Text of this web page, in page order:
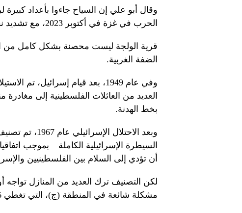
وقال أبو علي إن السياح جاءوا بأعداد
الحرب في غزة في أكتوبر 2023، مع تشديد نقاط التفتيش في جميع أنحاء الضفة الغربية.
قرية الولجة ليست محصنة بشكل كامل من
الضفة الغربية.
وفي عام 1949، بعد قيام
العديد من العائلات الفلسطينية إلى
بخط الهدنة.
وبعد الاحتلال
أن تؤدي إلى السلام بين الفلسطينيين
لكن التصنيف ترك العديد من المنازل تواجه
مشكلة شائعة في المنطقة (ج)، التي تغطي 66% من الضفة الغربية.